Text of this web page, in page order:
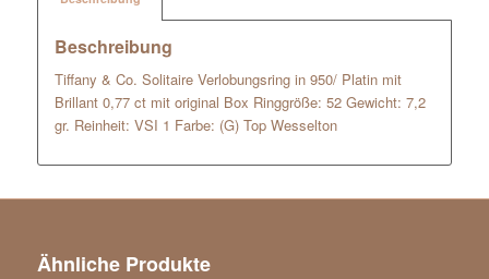
Beschreibung
Tiffany & Co. Solitaire Verlobungsring in 950/ Platin mit
Brillant 0,77 ct mit original Box Ringgröße: 52 Gewicht: 7,2
gr. Reinheit: VSI 1 Farbe: (G) Top Wesselton
Ähnliche Produkte